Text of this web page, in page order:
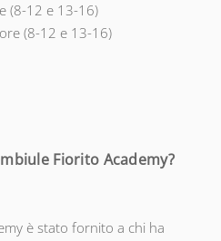
(8-12 e 13-16)
(8-12 e 13-16)
Fiorito Academy?
è stato fornito a chi ha